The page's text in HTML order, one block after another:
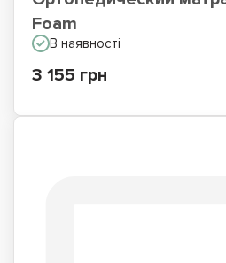
Foam
В наявності
3 155 грн